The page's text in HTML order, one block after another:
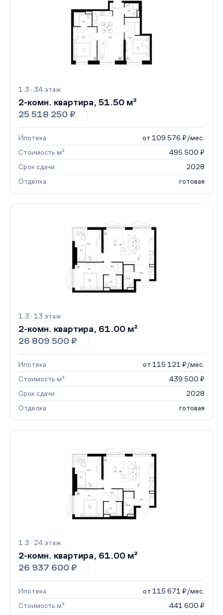
1.3 · 34 этаж
2-комн. квартира, 51.50 м²
25 518 250 ₽
Ипотека
от 109 576 ₽/мес.
Стоимость м²
495 500 ₽
Срок сдачи
2028
Отделка
готовая
1.3 · 13 этаж
2-комн. квартира, 61.00 м²
26 809 500 ₽
Ипотека
от 115 121 ₽/мес.
Стоимость м²
439 500 ₽
Срок сдачи
2028
Отделка
готовая
1.3 · 24 этаж
2-комн. квартира, 61.00 м²
26 937 600 ₽
Ипотека
от 115 671 ₽/мес.
Стоимость м²
441 600 ₽